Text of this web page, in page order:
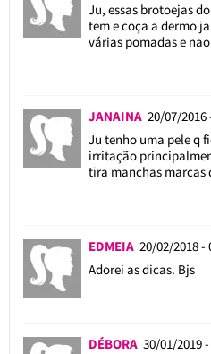
Ju, essas brotoejas
tem e coça a dermo
várias pomadas e
JANAINA 20/07/2016
Ju tenho uma pele q
irritação
tira manchas marcas
EDMEIA 20/02/2018 -
Adorei as dicas. Bjs
DÉBORA 30/01/2019